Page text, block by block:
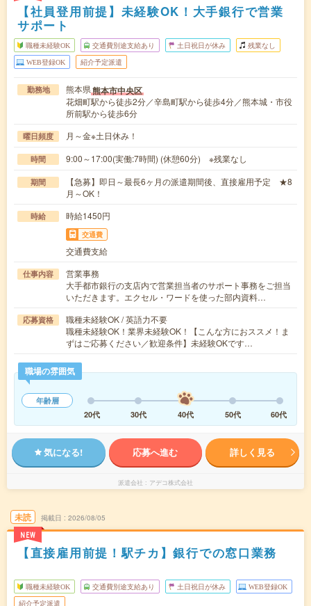
【社員登用前提】未経験OK！大手銀行で営業
サポート
職種未経験OK 交通費別途支給あり 土日祝日が休み 残業なし
WEB登録OK 紹介予定派遣
勤務地 熊本県熊本市中央区
花畑町駅から徒歩2分／辛島町駅から徒歩4分／熊本城・市役
所前駅から徒歩6分
曜日頻度 月～金※土日休み！
時間 9:00～17:00(実働:7時間) (休憩60分) ※残業なし
期間
【急募】即日～最長6ヶ月の派遣期間後、直接雇用予定 ★8
月～OK！
時給 時給1450円
交通費
交通費支給
仕事内容
営業事務
大手都市銀行の支店内で営業担当者のサポート事務をご担当
いただきます。エクセル・ワードを使った部内資料…
応募資格
職種未経験OK / 英語力不要
職種未経験OK！業界未経験OK！【こんな方におススメ！ま
ずはご応募ください／歓迎条件】未経験OKです…
職場の雰囲気
年齢層
20代
30代 40代 50代 60代
気になる! 応募へ進む 詳しく見る
派遣会社 アデコ株式会社
未読
NEW
掲載日 2026/08/05
【直接雇用前提！駅チカ】銀行での窓口業務
職種未経験OK 交通費別途支給あり 土日祝日が休み WEB登録OK
紹介予定派遣